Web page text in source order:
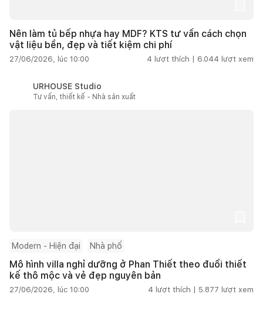
Nên làm tủ bếp nhựa hay MDF? KTS tư vấn cách chọn
vật liệu bền, đẹp và tiết kiệm chi phí
27/06/2026, lúc 10:00 4 lượt thích | 6.044 lượt xem
URHOUSE Studio
Tư vấn, thiết kế - Nhà sản xuất
Modern - Hiện đại Nhà phố
Mô hình villa nghỉ dưỡng ở Phan Thiết theo đuổi thiết
kế thô mộc và vẻ đẹp nguyên bản
27/06/2026, lúc 10:00 4 lượt thích | 5.877 lượt xem